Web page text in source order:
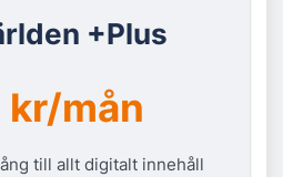
+Plus
kr/mån
till allt digitalt innehåll